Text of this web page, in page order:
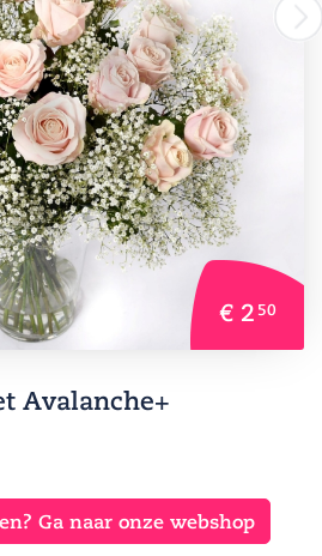
€ 2 50
Avalanche+
Ga naar onze webshop